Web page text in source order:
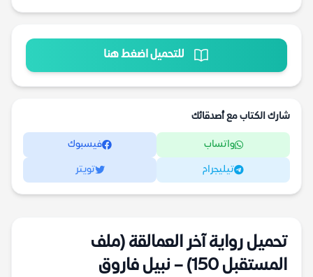
للتحميل اضغط هنا
شارك الكتاب مع أصدقائك
واتساب فيسبوك
تيليجرام تويتر
تحميل رواية آخر العمالقة (ملف
المستقبل 150) – نبيل فاروق